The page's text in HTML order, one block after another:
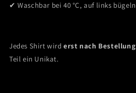
✔ Waschbar bei 40 °C, auf links bügeln
Jedes Shirt wirderst nach Bestellung
Teil ein Unikat.